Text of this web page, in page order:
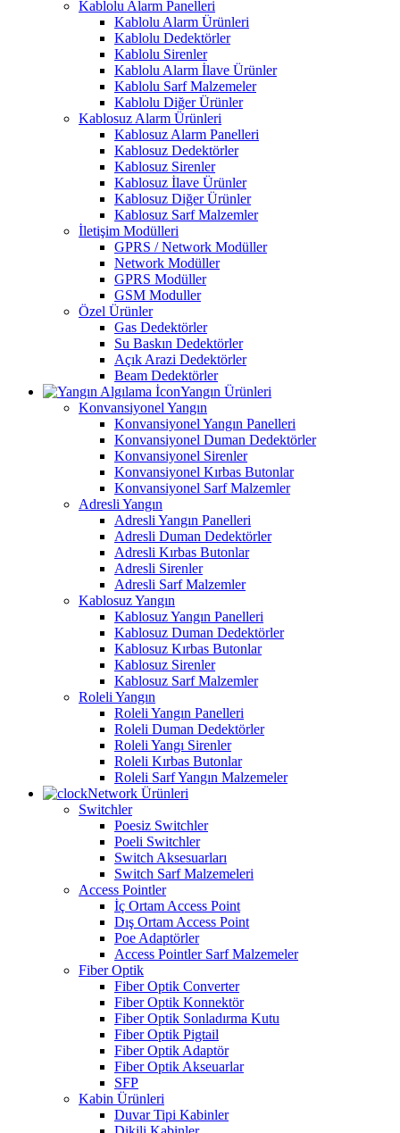
Kablolu Alarm Panelleri
Kablolu Alarm Ürünleri
Kablolu Dedektörler
Kablolu Sirenler
Kablolu Alarm İlave Ürünler
Kablolu Sarf Malzemeler
Kablolu Diğer Ürünler
Kablosuz Alarm Ürünleri
Kablosuz Alarm Panelleri
Kablosuz Dedektörler
Kablosuz Sirenler
Kablosuz İlave Ürünler
Kablosuz Diğer Ürünler
Kablosuz Sarf Malzemler
İletişim Modülleri
GPRS / Network Modüller
Network Modüller
GPRS Modüller
GSM Moduller
Özel Ürünler
Gas Dedektörler
Su Baskın Dedektörler
Açık Arazi Dedektörler
Beam Dedektörler
Yangın Ürünleri
Konvansiyonel Yangın
Konvansiyonel Yangın Panelleri
Konvansiyonel Duman Dedektörler
Konvansiyonel Sirenler
Konvansiyonel Kırbas Butonlar
Konvansiyonel Sarf Malzemler
Adresli Yangın
Adresli Yangın Panelleri
Adresli Duman Dedektörler
Adresli Kırbas Butonlar
Adresli Sirenler
Adresli Sarf Malzemler
Kablosuz Yangın
Kablosuz Yangın Panelleri
Kablosuz Duman Dedektörler
Kablosuz Kırbas Butonlar
Kablosuz Sirenler
Kablosuz Sarf Malzemler
Roleli Yangın
Roleli Yangın Panelleri
Roleli Duman Dedektörler
Roleli Yangı Sirenler
Roleli Kırbas Butonlar
Roleli Sarf Yangın Malzemeler
Network Ürünleri
Switchler
Poesiz Switchler
Poeli Switchler
Switch Aksesuarları
Switch Sarf Malzemeleri
Access Pointler
İç Ortam Access Point
Dış Ortam Access Point
Poe Adaptörler
Access Pointler Sarf Malzemeler
Fiber Optik
Fiber Optik Converter
Fiber Optik Konnektör
Fiber Optik Sonladırma Kutu
Fiber Optik Pigtail
Fiber Optik Adaptör
Fiber Optik Akseuarlar
SFP
Kabin Ürünleri
Duvar Tipi Kabinler